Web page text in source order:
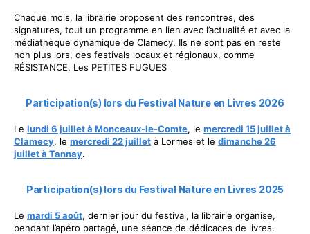
Chaque mois, la librairie proposent des rencontres, des
signatures, tout un programme en lien avec l’actualité et avec la
médiathèque dynamique de Clamecy. Ils ne sont pas en reste
non plus lors, des festivals locaux et régionaux, comme
RÉSISTANCE, Les PETITES FUGUES
Participation(s) lors du Festival Nature en Livres 2026
Le lundi 6 juillet à Monceaux-le-Comte, le mercredi 15 juillet à
Clamecy, le mercredi 22 juillet à Lormes et le dimanche 26
juillet à Tannay.
Participation(s) lors du Festival Nature en Livres 2025
Le mardi 5 août, dernier jour du festival, la librairie organise,
pendant l’apéro partagé, une séance de dédicaces de livres.